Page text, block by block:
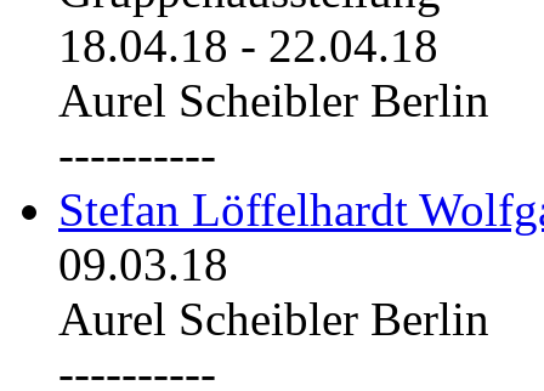
18.04.18 - 22.04.18
Aurel Scheibler Berlin
----------
Stefan Löffelhardt
09.03.18
Aurel Scheibler Berlin
----------